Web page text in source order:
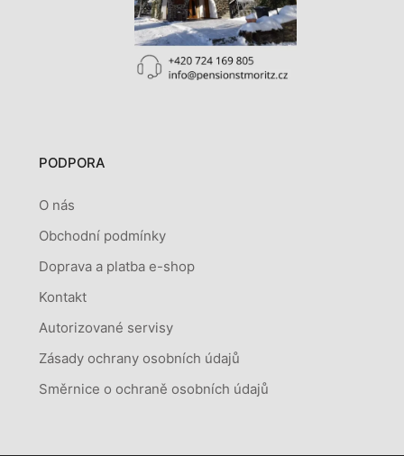
PODPORA
O nás
Obchodní podmínky
Doprava a platba e-shop
Kontakt
Autorizované servisy
Zásady ochrany osobních údajů
Směrnice o ochraně osobních údajů